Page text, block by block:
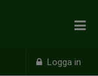
Logga in